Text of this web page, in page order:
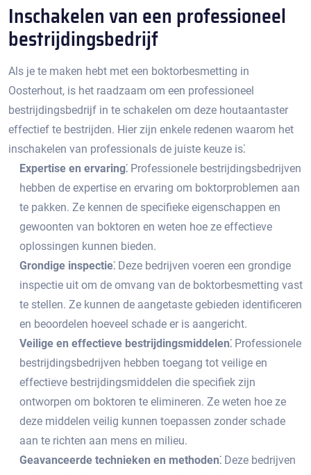
Inschakelen van een professioneel
bestrijdingsbedrijf
Als je te maken hebt met een boktorbesmetting in
Oosterhout, is het raadzaam om een professioneel
bestrijdingsbedrijf in te schakelen om deze houtaantaster
effectief te bestrijden.​ Hier zijn enkele redenen waarom het
inschakelen van professionals de juiste keuze is⁚
Expertise en ervaring⁚ Professionele bestrijdingsbedrijven
hebben de expertise en ervaring om boktorproblemen aan
te pakken.​ Ze kennen de specifieke eigenschappen en
gewoonten van boktoren en weten hoe ze effectieve
oplossingen kunnen bieden.​
Grondige inspectie⁚ Deze bedrijven voeren een grondige
inspectie uit om de omvang van de boktorbesmetting vast
te stellen.​ Ze kunnen de aangetaste gebieden identificeren
en beoordelen hoeveel schade er is aangericht.​
Veilige en effectieve bestrijdingsmiddelen⁚ Professionele
bestrijdingsbedrijven hebben toegang tot veilige en
effectieve bestrijdingsmiddelen die specifiek zijn
ontworpen om boktoren te elimineren.​ Ze weten hoe ze
deze middelen veilig kunnen toepassen zonder schade
aan te richten aan mens en milieu.​
Geavanceerde technieken en methoden⁚ Deze bedrijven